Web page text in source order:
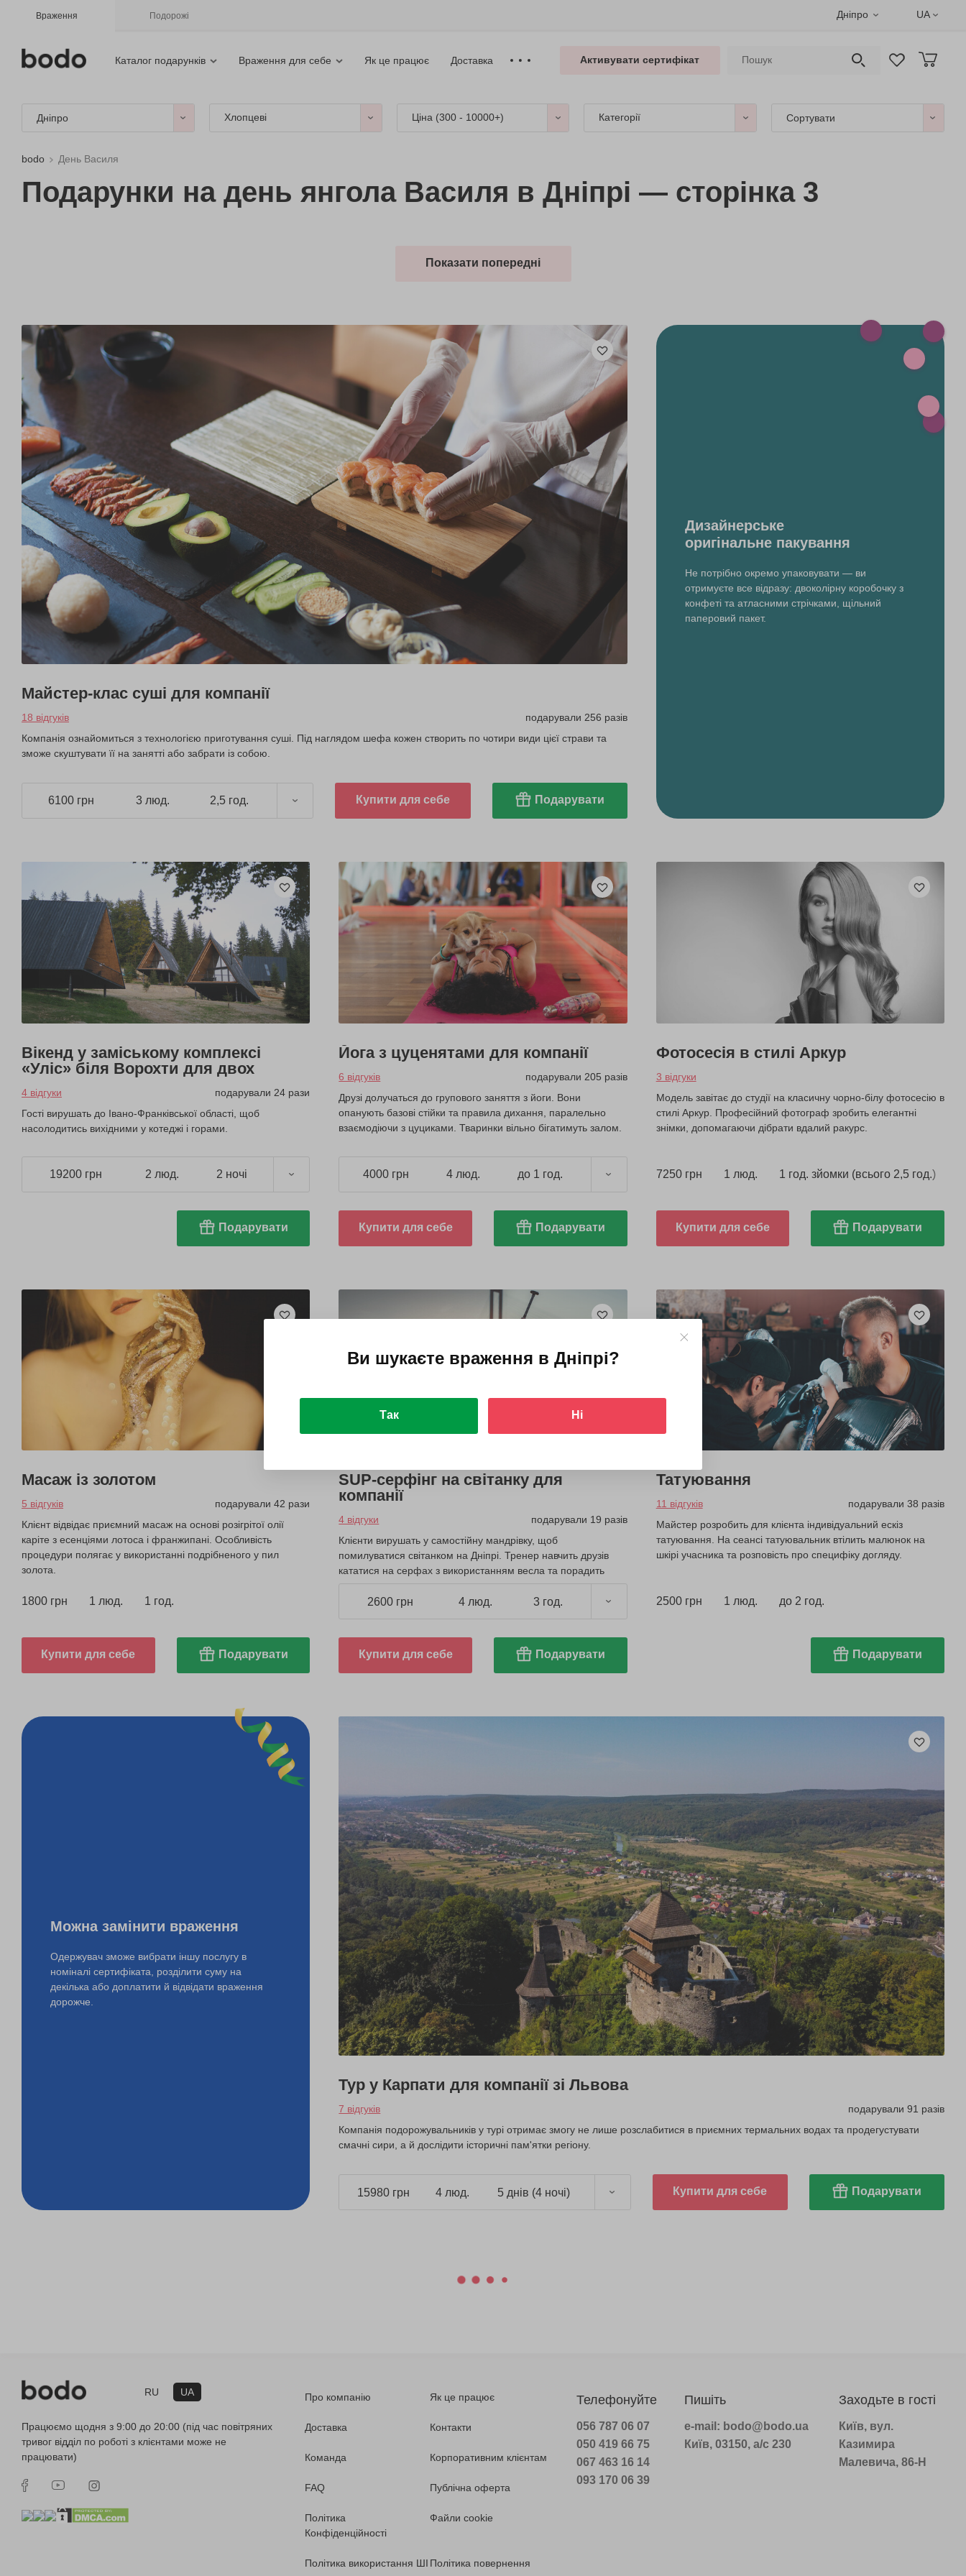
Враження Подорожі Дніпро UA
Каталог подарунків Враження для себе Як це працює Доставка Активувати сертифікат
Дніпро Хлопцеві Ціна (300 - 10000+) Категорії Сортувати
bodo День Василя
Подарунки на день янгола Василя в Дніпрі — сторінка 3
Показати попередні
Майстер-клас суші для компанії
18 відгуків
подарували 256 разів
Компанія ознайомиться з технологією приготування суші. Під наглядом шефа кожен створить по чотири види цієї страви та
зможе скуштувати її на занятті або забрати із собою.
6100 грн 3 люд. 2,5 год. Купити для себе Подарувати
Дизайнерське
оригінальне пакування
Не потрібно окремо упаковувати — ви
отримуєте все відразу: двоколірну коробочку з
конфеті та атласними стрічками, щільний
паперовий пакет.
Вікенд у заміському комплексі
«Уліс» біля Ворохти для двох
4 відгуки
подарували 24 рази
Гості вирушать до Івано-Франківської області, щоб
насолодитись вихідними у котеджі і горами.
19200 грн 2 люд. 2 ночі
Подарувати
Йога з цуценятами для компанії
6 відгуків
подарували 205 разів
Друзі долучаться до групового заняття з йоги. Вони
опанують базові стійки та правила дихання, паралельно
взаємодіючи з цуциками. Тваринки вільно бігатимуть залом.
4000 грн 4 люд. до 1 год.
Купити для себе Подарувати
Фотосесія в стилі Аркур
3 відгуки
Модель завітає до студії на класичну чорно-білу фотосесію в
стилі Аркур. Професійний фотограф зробить елегантні
знімки, допомагаючи дібрати вдалий ракурс.
7250 грн 1 люд. 1 год. зйомки (всього 2,5 год.)
Купити для себе Подарувати
Масаж із золотом
5 відгуків
подарували 42 рази
Клієнт відвідає приємний масаж на основі розігрітої олії
каріте з есенціями лотоса і франжипані. Особливість
процедури полягає у використанні подрібненого у пил
золота.
1800 грн 1 люд. 1 год.
Купити для себе Подарувати
SUP-серфінг на світанку для
компанії
4 відгуки
подарували 19 разів
Клієнти вирушать у самостійну мандрівку, щоб
помилуватися світанком на Дніпрі. Тренер навчить друзів
кататися на серфах з використанням весла та порадить
2600 грн 4 люд. 3 год.
Купити для себе Подарувати
Татуювання
11 відгуків
подарували 38 разів
Майстер розробить для клієнта індивідуальний ескіз
татуювання. На сеансі татуювальник втілить малюнок на
шкірі учасника та розповість про специфіку догляду.
2500 грн 1 люд. до 2 год.
Подарувати
Можна замінити враження
Одержувач зможе вибрати іншу послугу в
номіналі сертифіката, розділити суму на
декілька або доплатити й відвідати враження
дорожче.
Тур у Карпати для компанії зі Львова
7 відгуків
подарували 91 разів
Компанія подорожувальників у турі отримає змогу не лише розслабитися в приємних термальних водах та продегустувати
смачні сири, а й дослідити історичні пам'ятки регіону.
15980 грн 4 люд. 5 днів (4 ночі) Купити для себе Подарувати
RU UA
Працюємо щодня з 9:00 до 20:00 (під час повітряних
тривог відділ по роботі з клієнтами може не
працювати)
Про компанію Як це працює
Доставка Контакти
Команда Корпоративним клієнтам
FAQ Публічна оферта
Політика
Конфіденційності
Файли cookie
Політика використання ШІ Політика повернення
Телефонуйте
056 787 06 07
050 419 66 75
067 463 16 14
093 170 06 39
Пишіть
e-mail: bodo@bodo.ua
Київ, 03150, а/с 230
Заходьте в гості
Київ, вул.
Казимира
Малевича, 86-Н
Ви шукаєте враження в Дніпрі?
Так Ні